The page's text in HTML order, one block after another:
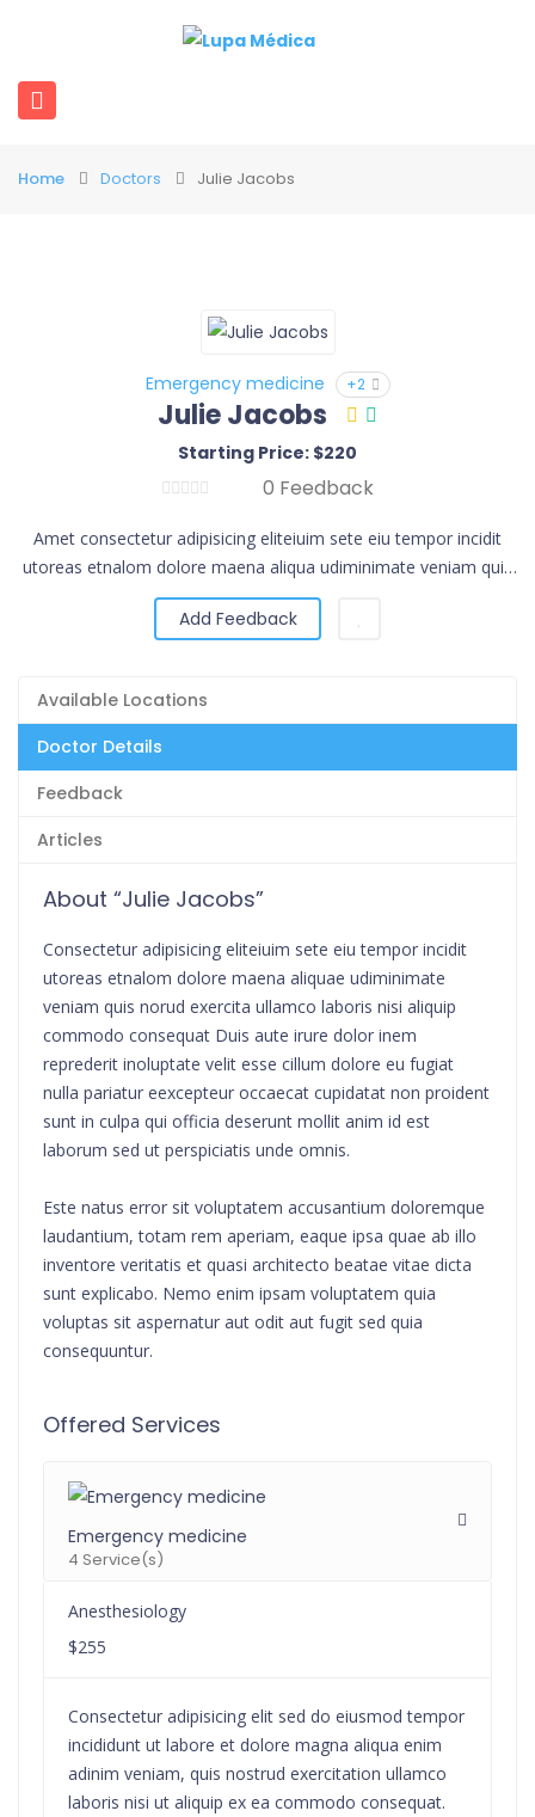
Home Doctors Julie Jacobs
Emergency medicine +2
Julie Jacobs
Starting Price: $220
0 Feedback
Amet consectetur adipisicing eliteiuim sete eiu tempor incidit
utoreas etnalom dolore maena aliqua udiminimate veniam quis
norud exercita.
Add Feedback
Available Locations
Doctor Details
Feedback
Articles
About “Julie Jacobs”
Consectetur adipisicing eliteiuim sete eiu tempor incidit
utoreas etnalom dolore maena aliquae udiminimate
veniam quis norud exercita ullamco laboris nisi aliquip
commodo consequat Duis aute irure dolor inem
reprederit inoluptate velit esse cillum dolore eu fugiat
nulla pariatur eexcepteur occaecat cupidatat non proident
sunt in culpa qui officia deserunt mollit anim id est
laborum sed ut perspiciatis unde omnis.
Este natus error sit voluptatem accusantium doloremque
laudantium, totam rem aperiam, eaque ipsa quae ab illo
inventore veritatis et quasi architecto beatae vitae dicta
sunt explicabo. Nemo enim ipsam voluptatem quia
voluptas sit aspernatur aut odit aut fugit sed quia
consequuntur.
Offered Services
Emergency medicine
4 Service(s)
Anesthesiology
$255
Consectetur adipisicing elit sed do eiusmod tempor
incididunt ut labore et dolore magna aliqua enim
adinim veniam, quis nostrud exercitation ullamco
laboris nisi ut aliquip ex ea commodo consequat.